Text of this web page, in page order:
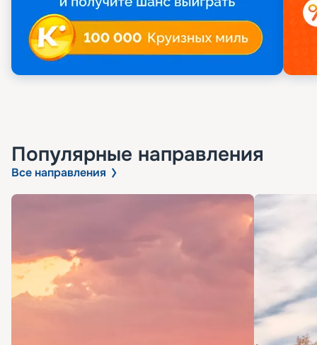
Популярные направления
Все направления